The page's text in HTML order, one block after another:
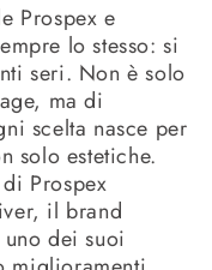
Prospex e
lo stesso: si
seri. Non è solo
ma di
scelta nasce per
solo estetiche.
Prospex
il brand
dei suoi